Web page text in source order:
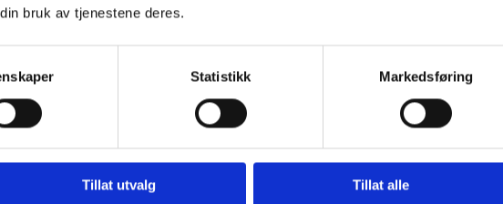
bruk av tjenestene deres.
Statistikk Markedsføring
Tillat utvalg Tillat alle
til service, reparasjoner eller kjøp av deler
SØK OM FINANSIERING